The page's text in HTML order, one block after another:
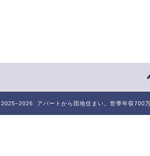
2025–2026 アパートから団地住まい。世帯年収700